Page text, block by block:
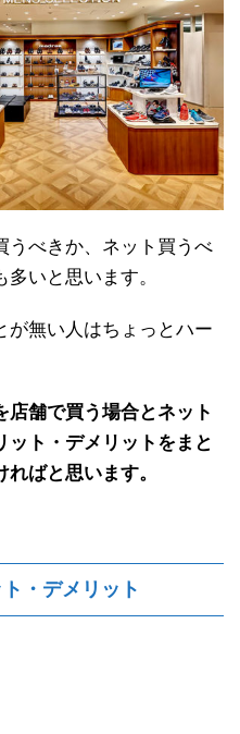
うべきか、ネット買うべ
いと思います。
が無い人はちょっとハー
店舗で買う場合とネット
ット・デメリットをまと
ばと思います。
・デメリット